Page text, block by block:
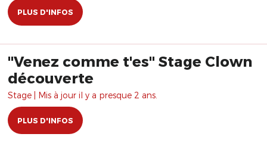
PLUS D'INFOS
"Venez comme t'es" Stage Clown
découverte
Stage | Mis à jour il y a presque 2 ans.
PLUS D'INFOS